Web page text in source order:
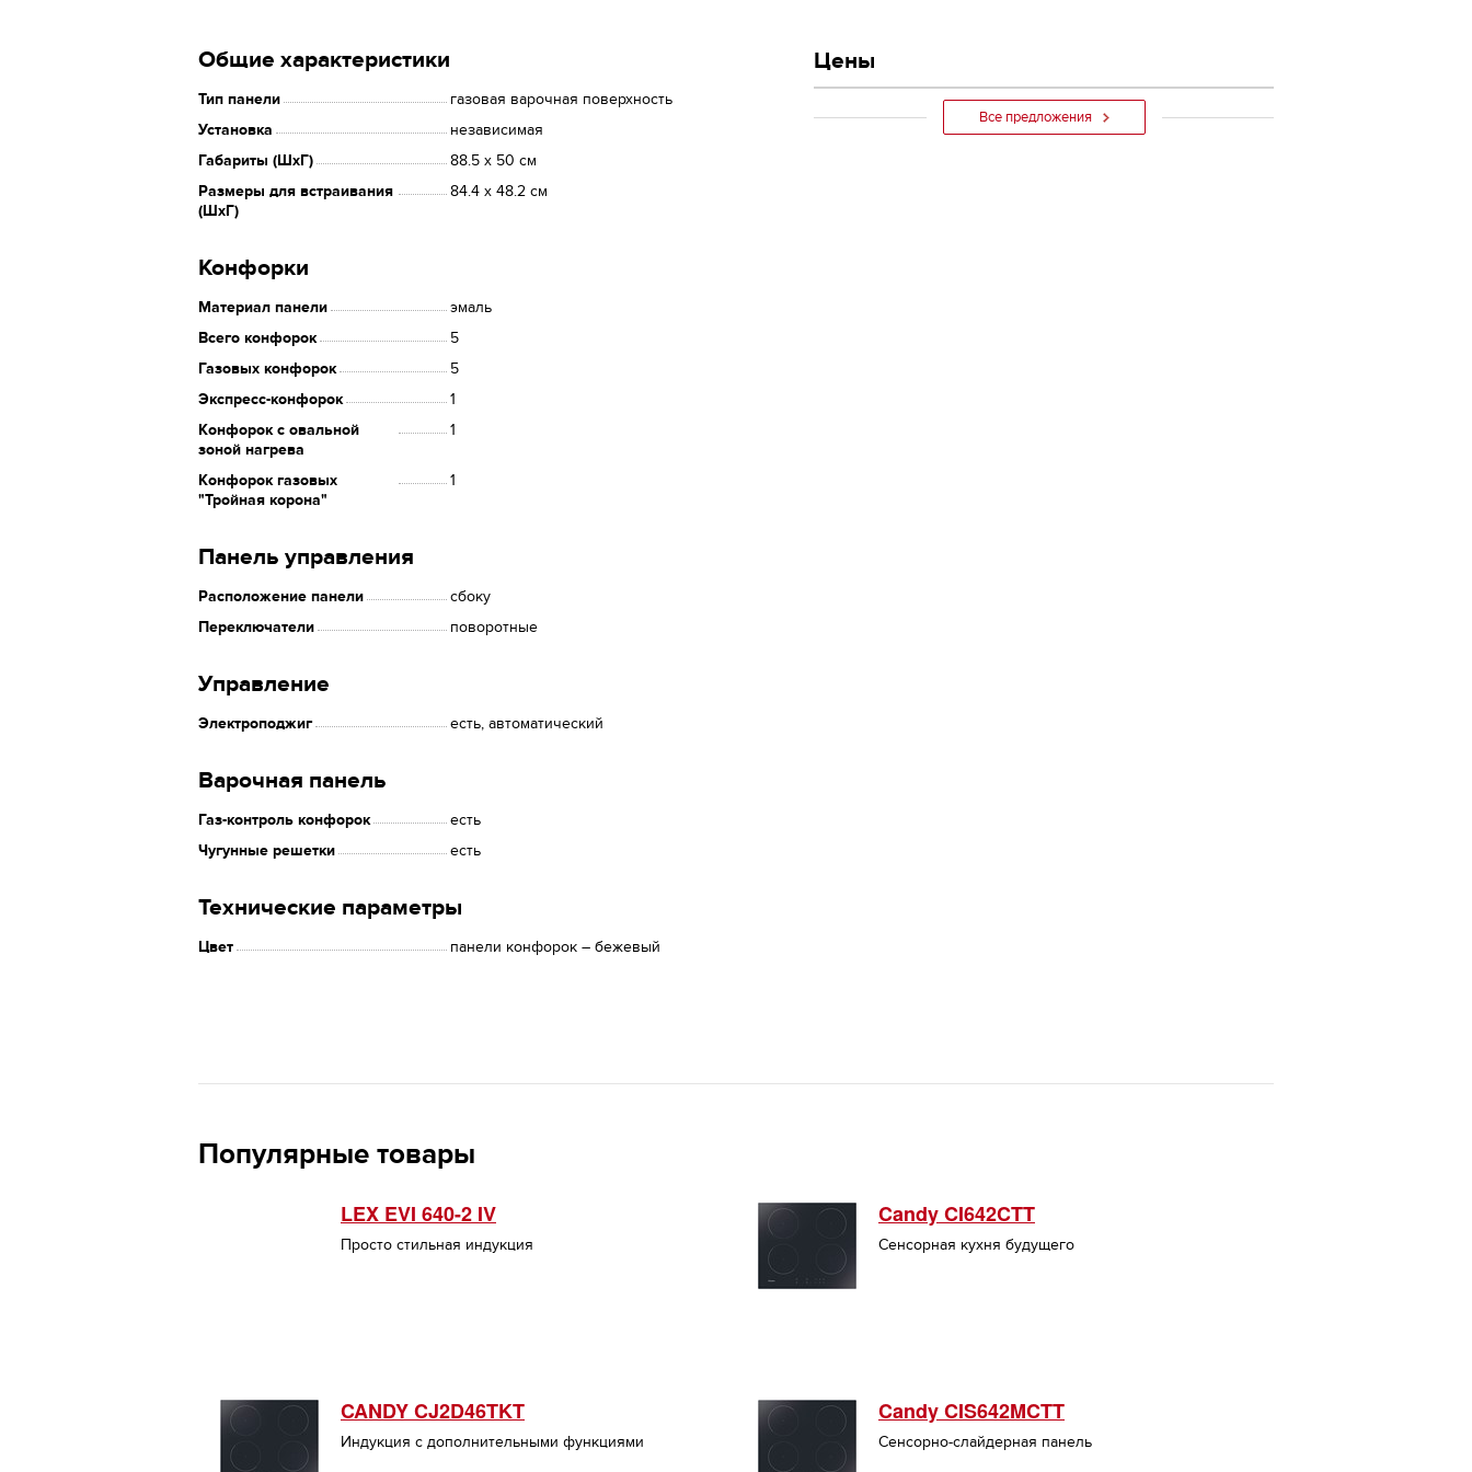
Общие характеристики
Тип панели
газовая варочная поверхность
Установка
независимая
Габариты (ШхГ)
88.5 x 50 см
Размеры для встраивания
(ШхГ)
84.4 x 48.2 см
Конфорки
Материал панели
эмаль
Всего конфорок
5
Газовых конфорок
5
Экспресс-конфорок
1
Конфорок с овальной
зоной нагрева
1
Конфорок газовых
"Тройная корона"
1
Панель управления
Расположение панели
сбоку
Переключатели
поворотные
Управление
Электроподжиг есть, автоматический
Варочная панель
Газ-контроль конфорок
есть
Чугунные решетки
есть
Технические параметры
Цвет панели конфорок – бежевый
Цены
Все предложения
Популярные товары
LEX EVI 640-2 IV
Просто стильная индукция
Candy CI642CTT
Сенсорная кухня будущего
CANDY CJ2D46TKT
Индукция с дополнительными функциями
Candy CIS642MCTT
Сенсорно-слайдерная панель